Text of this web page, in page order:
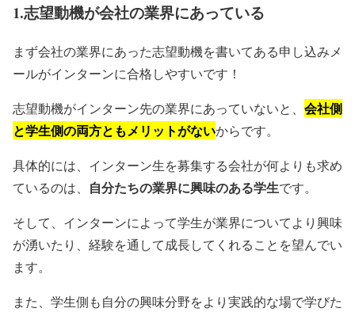
1.志望動機が会社の業界にあっている
まず会社の業界にあった志望動機を書いてある申し込みメ
ールがインターンに合格しやすいです！
志望動機がインターン先の業界にあっていないと、 会社側
と学生側の両方ともメリットがないからです。
具体的には、インターン生を募集する会社が何よりも求め
ているのは、 自分たちの業界に興味のある学生です。
そして、インターンによって学生が業界についてより興味
が湧いたり、経験を通して成長してくれることを望んでい
ます。
また、学生側も自分の興味分野をより実践的な場で学びた